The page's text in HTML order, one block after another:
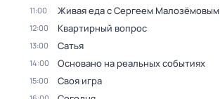
11:00 Живая еда с Сергеем Малозёмовым
12:00 Квартирный вопрос
13:00 Сатья
14:00 Основано на реальных событиях
15:00 Своя игра